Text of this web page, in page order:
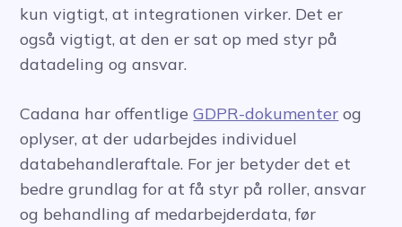
kun vigtigt, at integrationen virker. Det er
også vigtigt, at den er sat op med styr på
datadeling og ansvar.
Cadana har offentligeGDPR-dokumenter og
oplyser, at der udarbejdes individuel
databehandleraftale. For jer betyder det et
bedre grundlag for at få styr på roller, ansvar
og behandling af medarbejderdata, før